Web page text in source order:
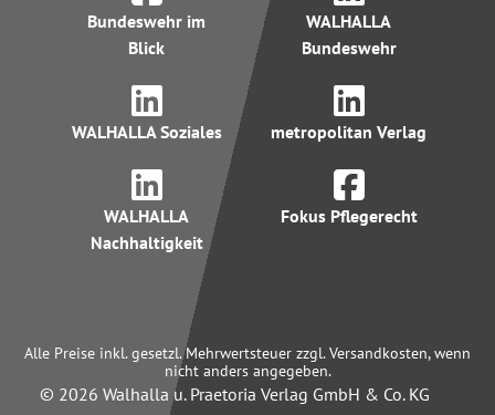
Bundeswehr im
Blick
WALHALLA
Bundeswehr
WALHALLA Soziales metropolitan Verlag
WALHALLA
Nachhaltigkeit
Fokus Pflegerecht
Alle Preise inkl. gesetzl. Mehrwertsteuer zzgl. Versandkosten, wenn
nicht anders angegeben.
© 2026 Walhalla u. Praetoria Verlag GmbH & Co. KG